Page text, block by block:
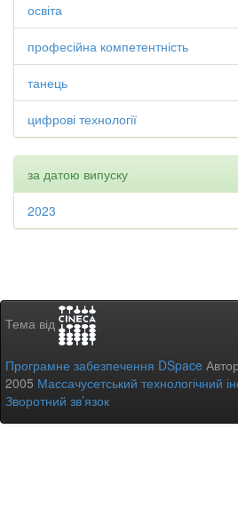
освіта
професійна компетентність
танець
цифрові технології
за датою випуску
2023
Тема від
Програмне забезпечення DSpace
2005 Массачусетський технологічний
Зворотний зв’язок